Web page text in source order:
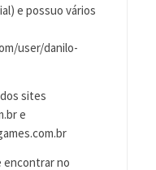
e possuo vários
user/danilo-
sites
e
encontrar no